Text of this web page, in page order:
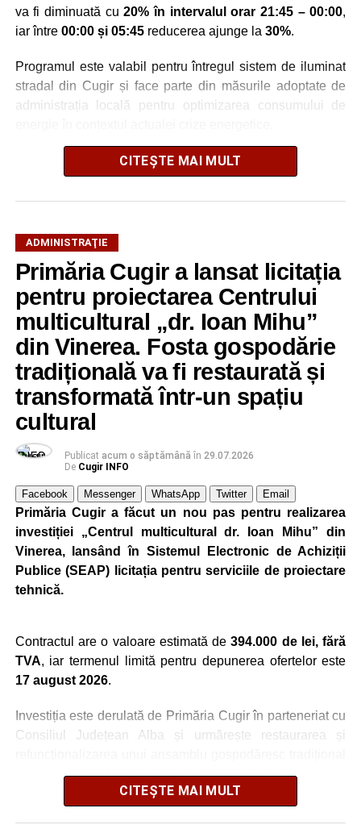
va fi diminuată cu20% în intervalul orar 21:45 – 00:00,
iar între 00:00 și 05:45reducerea ajunge la 30%.
Programul este valabil pentru întregul sistem de iluminat
stradal din Cugir și face parte din măsurile adoptate de
administrația locală pentru optimizarea consumului de
Autoritățile locale precizează că reducerea intensității
este realizată astfel încât să fie menținut un nivel adecvat
de iluminare pe timpul nopții.
Adaugă cugirinfo.ro ca sursă
preferată pe Google
Ultimele știri din Cugir
Cum și-a construit un informatician din Cugir propria
mașină solară. Vehiculul a ajuns și la o expoziție din
Berlin
Cugir și-au perfecționat competențele prin
mobilități Erasmus+ în Croația
Secretul succesului în afaceri, dezvăluit de
antreprenorul Alexandru Jittu care a lucrat pentru
Elon Musk: „Dacă nu faci asta ai mari șanse să
ratezi”
CITEȘTE MAI MULT
ADMINISTRAŢIE
Primăria Cugir a lansat licitația
pentru proiectarea Centrului
multicultural „dr. Ioan Mihu”
din Vinerea. Fosta gospodărie
tradițională va fi restaurată și
transformată într-un spațiu
cultural
Publicat acum o săptămână în 29.07.2026
De Cugir INFO
Facebook Messenger WhatsApp Twitter Email
Primăria Cugir a făcut un nou pas pentru realizarea
investiției „Centrul multicultural dr. Ioan Mihu” din
Vinerea, lansând în Sistemul Electronic de Achiziții
Publice (SEAP) licitația pentru serviciile de proiectare
tehnică.
Contractul are o valoare estimată de394.000 de lei, fără
TVA, iar termenul limită pentru depunerea ofertelor este
17 august 2026.
Investiția este derulată de Primăria Cugir în parteneriat cu
Consiliul Județean Alba și urmărește restaurarea și
din localitatea Vinerea, care va deveni un centru destinat
activităților culturale, educaționale și expoziționale.
CITEȘTE MAI MULT